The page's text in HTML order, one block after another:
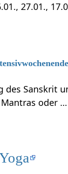
27.01.,
des Sanskrit
oder …